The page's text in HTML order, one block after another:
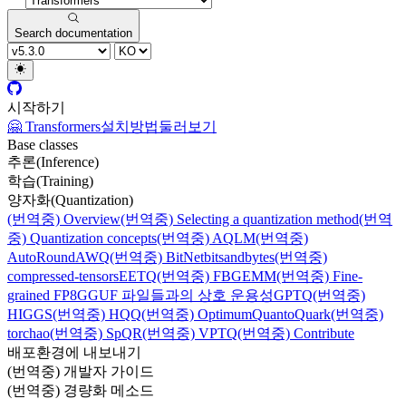
Search documentation
시작하기
🤗 Transformers설치방법둘러보기
Base classes
추론(Inference)
학습(Training)
양자화(Quantization)
(번역중) Overview(번역중) Selecting a quantization method(번역
중) Quantization concepts(번역중) AQLM(번역중)
AutoRoundAWQ(번역중) BitNetbitsandbytes(번역중)
compressed-tensorsEETQ(번역중) FBGEMM(번역중) Fine-
grained FP8GGUF 파일들과의 상호 운용성GPTQ(번역중)
HIGGS(번역중) HQQ(번역중) OptimumQuantoQuark(번역중)
torchao(번역중) SpQR(번역중) VPTQ(번역중) Contribute
배포환경에 내보내기
(번역중) 개발자 가이드
(번역중) 경량화 메소드